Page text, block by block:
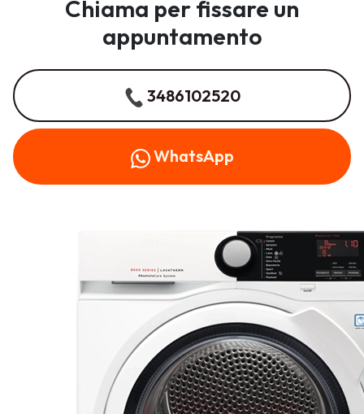
Chiama per fissare un
appuntamento
3486102520
WhatsApp